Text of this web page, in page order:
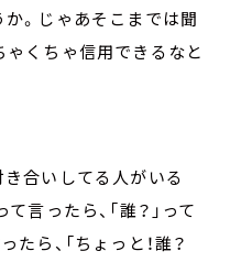
か。じゃあそこまでは聞
ゃくちゃ信用できるなと
き合いしてる人がいる
言ったら、「誰？」って
たら、「ちょっと！誰？